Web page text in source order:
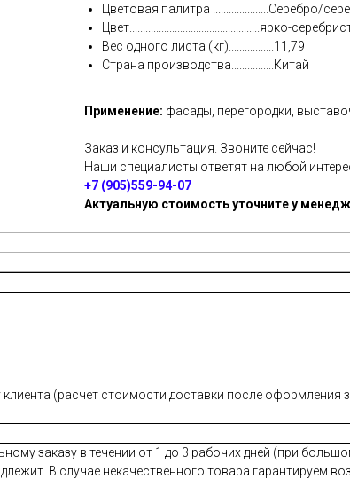
Цветовая палитра .....................Серебро/
Цвет.................................................ярко-
Вес одного листа (кг)................. 11,79
Страна производства................Китай
Применение: фасады, перегородки,
Заказ и консультация. Звоните сейчас!
Наши специалисты ответят на любой
+7 (905)559-94-07
Актуальную стоимость уточните у
(расчет стоимости доставки после оформления
заказу в течении от 1 до 3 рабочих дней (при
В случае некачественного товара гарантируем